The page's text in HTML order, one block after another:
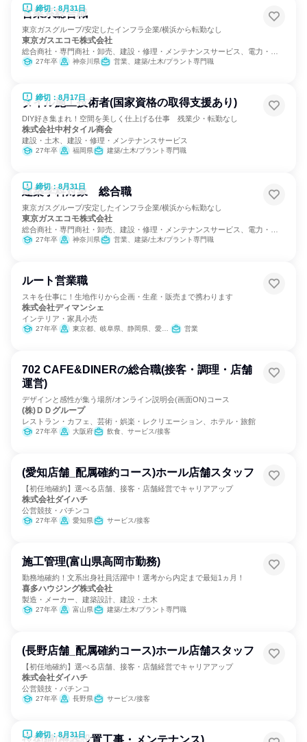
締切：8月31日
営業系総合職
東京ガスグループ/安定したインフラ企業/横浜から転勤なし
東京ガスエコモ株式会社
総合商社・専門商社・卸売、建設・修理・メンテナンスサービス、電力・ガ
ス・水道・エネルギー
27年卒 神奈川県 営業、建築/土木/プラント専門職
締切：8月17日
タイル施工技術者(国家資格の取得支援あり)
DIY好き集まれ！空間を美しく仕上げる仕事 残業少・転勤なし
株式会社中村タイル商会
建設・土木、建設・修理・メンテナンスサービス
27年卒 福岡県 建築/土木/プラント専門職
締切：8月31日
建築学科対象 総合職
東京ガスグループ/安定したインフラ企業/横浜から転勤なし
東京ガスエコモ株式会社
総合商社・専門商社・卸売、建設・修理・メンテナンスサービス、電力・ガ
ス・水道・エネルギー
27年卒 神奈川県 営業、建築/土木/プラント専門職
ルート営業職
スキを仕事に！生地作りから企画・生産・販売まで携わります
株式会社ディマンシェ
インテリア・家具小売
27年卒 東京都、岐阜県、静岡県、愛知県、三重県、大阪府 営業
702 CAFE&DINERの総合職(接客・調理・店舗
運営)
デザインと感性が集う場所/オンライン説明会(画面ON)コース
(株)ＤＤグループ
レストラン・カフェ、芸術・娯楽・レクリエーション、ホテル・旅館
27年卒 大阪府 飲食、サービス/接客
(愛知店舗_配属確約コース)ホール店舗スタッフ
【初任地確約】選べる店舗、接客・店舗経営でキャリアアップ
株式会社ダイハチ
公営競技・パチンコ
27年卒 愛知県 サービス/接客
施工管理(富山県高岡市勤務)
勤務地確約！文系出身社員活躍中！選考から内定まで最短1ヵ月！
喜多ハウジング株式会社
製造・メーカー、建築設計、建設・土木
27年卒 富山県 建築/土木/プラント専門職
(長野店舗_配属確約コース)ホール店舗スタッフ
【初任地確約】選べる店舗、接客・店舗経営でキャリアアップ
株式会社ダイハチ
公営競技・パチンコ
27年卒 長野県 サービス/接客
締切：8月31日
技術職(機器設置工事・メンテナンス)